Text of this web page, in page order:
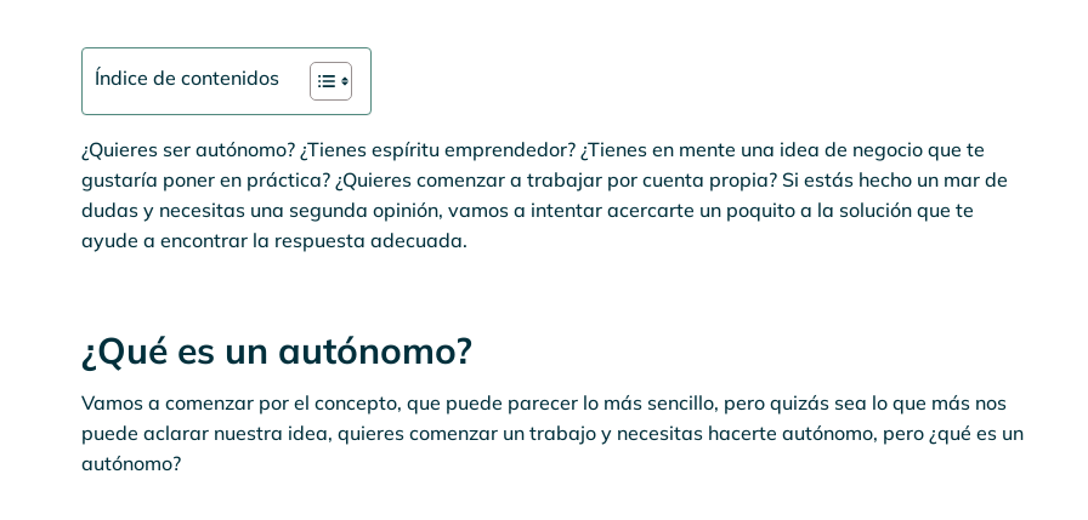
Índice de contenidos
¿Quieres ser autónomo? ¿Tienes espíritu emprendedor? ¿Tienes en mente una idea de negocio que te
gustaría poner en práctica? ¿Quieres comenzar a trabajar por cuenta propia? Si estás hecho un mar de
dudas y necesitas una segunda opinión, vamos a intentar acercarte un poquito a la solución que te
ayude a encontrar la respuesta adecuada.
¿Qué es un autónomo?
Vamos a comenzar por el concepto, que puede parecer lo más sencillo, pero quizás sea lo que más nos
puede aclarar nuestra idea, quieres comenzar un trabajo y necesitas hacerte autónomo, pero ¿qué es un
autónomo?